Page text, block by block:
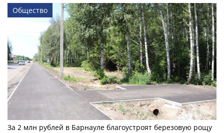
Общество
За 2 млн рублей в Барнауле благоустроят березовую рощу